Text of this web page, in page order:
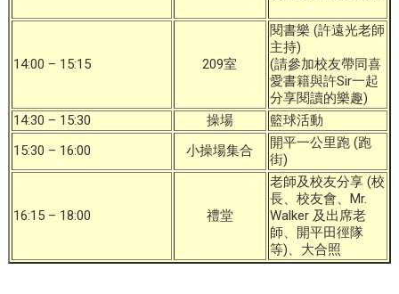
14:00 – 15:15 209室
閱書樂 (許遠光老師
主持)
(請參加校友帶同喜
愛書籍與許Sir一起
分享閱讀的樂趣)
14:30 – 15:30
操場
籃球活動
15:30 – 16:00
小操場集合
開平一公里跑 (跑
街)
16:15 – 18:00 禮堂
老師及校友分享 (校
長、校友會、Mr.
Walker 及出席老
師、開平田徑隊
等)、大合照